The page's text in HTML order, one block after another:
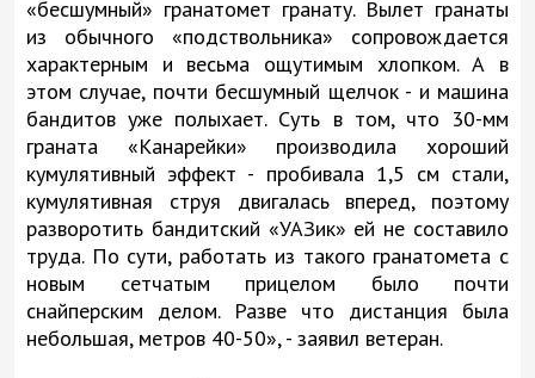
«бесшумный» гранатомет гранату. Вылет гранаты
из обычного «подствольника» сопровождается
характерным и весьма ощутимым хлопком. А в
этом случае, почти бесшумный щелчок - и машина
бандитов уже полыхает. Суть в том, что 30-мм
граната «Канарейки» производила хороший
кумулятивный эффект - пробивала 1,5 см стали,
кумулятивная струя двигалась вперед, поэтому
разворотить бандитский «УАЗик» ей не составило
труда. По сути, работать из такого гранатомета с
новым сетчатым прицелом было почти
снайперским делом. Разве что дистанция была
небольшая, метров 40-50», - заявил ветеран.